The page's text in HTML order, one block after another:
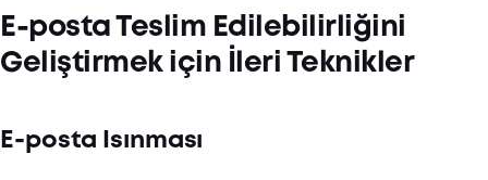
E-posta Teslim Edilebilirliğini
Geliştirmek için İleri Teknikler
E-posta Isınması